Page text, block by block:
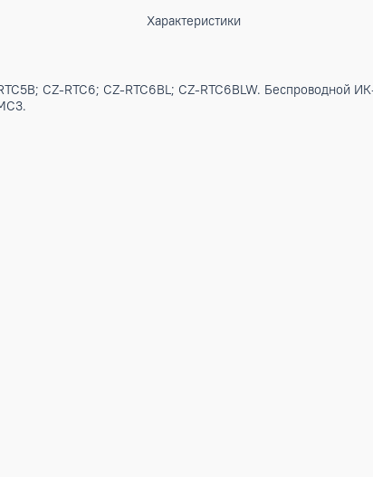
Встроенный дренажный насос обеспечивает
CZ-RTC5B; CZ-RTC6; CZ-RTC6BL; CZ-RTC6BLW.